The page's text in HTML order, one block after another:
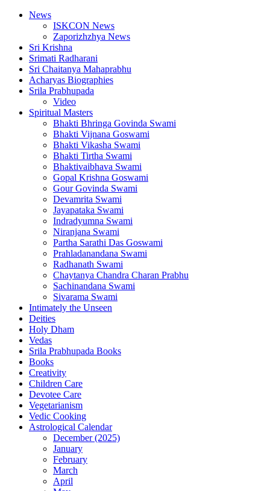
News
ISKCON News
Zaporizhzhya News
Sri Krishna
Srimati Radharani
Sri Chaitanya Mahaprabhu
Acharyas Biographies
Srila Prabhupada
Video
Spiritual Masters
Bhakti Bhringa Govinda Swami
Bhakti Vijnana Goswami
Bhakti Vikasha Swami
Bhakti Tirtha Swami
Bhaktivaibhava Swami
Gopal Krishna Goswami
Gour Govinda Swami
Devamrita Swami
Jayapataka Swami
Indradyumna Swami
Niranjana Swami
Partha Sarathi Das Goswami
Prahladanandana Swami
Radhanath Swami
Chaytanya Chandra Charan Prabhu
Sachinandana Swami
Sivarama Swami
Intimately the Unseen
Deities
Holy Dham
Vedas
Srila Prabhupada Books
Books
Creativity
Children Care
Devotee Care
Vegetarianism
Vedic Cooking
Astrological Calendar
December (2025)
January
February
March
April